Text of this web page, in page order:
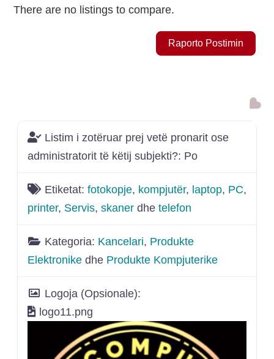
There are no listings to compare.
Raporto Postimin
Listim i zotëruar prej vetë pronarit ose
administratorit të këtij subjekti?: Po
Etiketat: fotokopje, kompjutër, laptop, PC,
printer, Servis, skaner dhe telefon
Kategoria: Kancelari, Produkte
Elektronike dhe Produkte Kompjuterike
Logoja (Opsionale):
logo11.png